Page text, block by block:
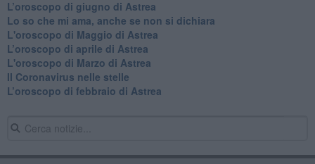
​L’oroscopo di giugno di Astrea
​Lo so che mi ama, anche se non si dichiara
L'oroscopo di Maggio di Astrea
​L’oroscopo di aprile di Astrea
L'oroscopo di Marzo di Astrea
Il Coronavirus nelle stelle
​L’oroscopo di febbraio di Astrea